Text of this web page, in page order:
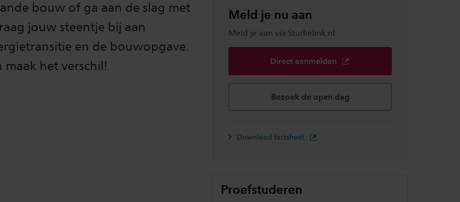
bouw of ga aan de slag met
jouw steentje bij aan
en de bouwopgave.
het verschil!
Meld je nu aan
Meld je aan via Studielink.nl
Direct aanmelden
Bezoek de open dag
Download factsheet
Proefstuderen